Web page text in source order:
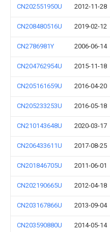
CN202551950U 2012-11-28
CN208480516U 2019-02-12
CN2786981Y 2006-06-14
CN204762954U 2015-11-18
CN205161659U 2016-04-20
CN205233253U 2016-05-18
CN210143648U 2020-03-17
CN206433611U 2017-08-25
CN201846705U 2011-06-01
CN202190665U 2012-04-18
CN203167866U 2013-09-04
CN203590880U 2014-05-14